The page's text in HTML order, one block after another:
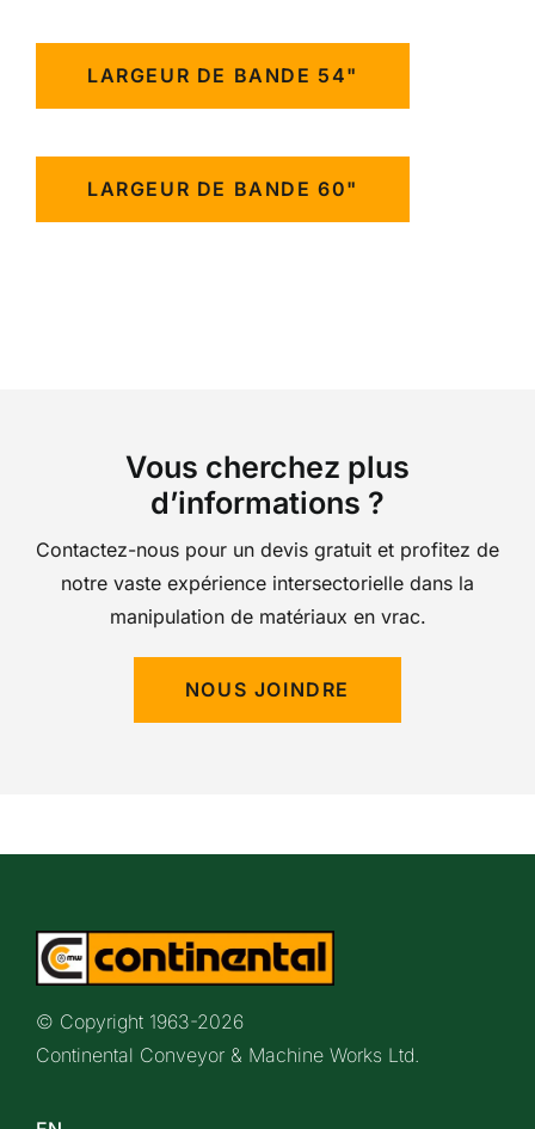
LARGEUR DE BANDE 54"
LARGEUR DE BANDE 60"
Vous cherchez plus
d’informations ?
Contactez-nous pour un devis gratuit et profitez de
notre vaste expérience intersectorielle dans la
manipulation de matériaux en vrac.
NOUS JOINDRE
© Copyright 1963-2026
Continental Conveyor & Machine Works Ltd.